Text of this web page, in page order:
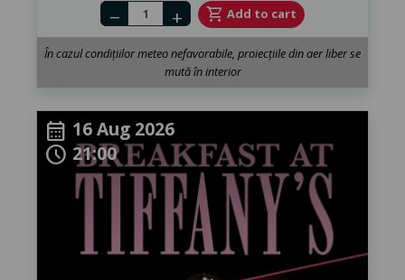
Number of tickets
remove add shopping_cart Add to cart
În cazul condițiilor meteo nefavorabile, proiecțiile din aer liber se
mută în interior
calendar_month 16 Aug 2026
schedule 21:00